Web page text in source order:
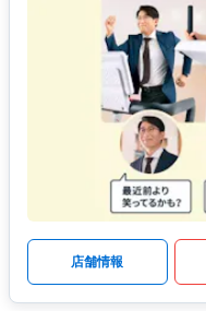
店舗情報